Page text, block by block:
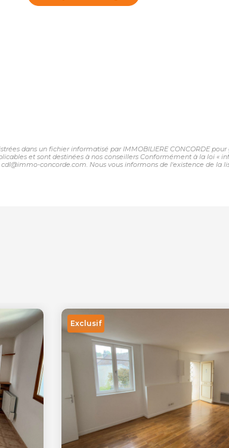
dans un fichier informatisé par IMMOBILIERE CONCORDE
et sont destinées à nos conseillers Conformément à la loi «
concorde.com. Nous vous informons de l'existence de
Exclusif